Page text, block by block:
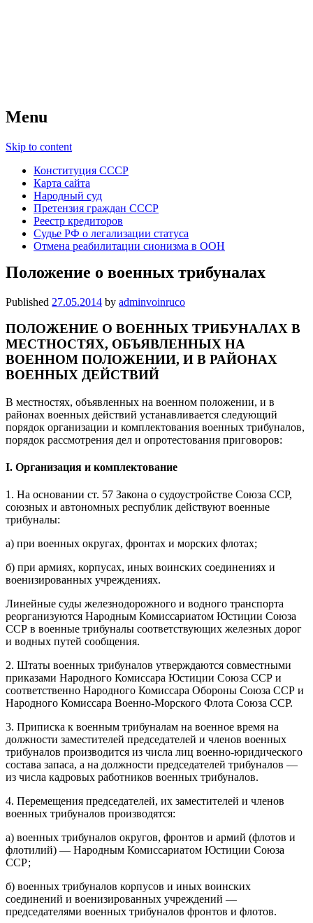
Menu
Skip to content
Конституция СССР
Карта сайта
Народный суд
Претензия граждан СССР
Реестр кредиторов
Судье РФ о легализации статуса
Отмена реабилитации сионизма в ООН
Положение о военных трибуналах
Published 27.05.2014 by adminvoinruco
ПОЛОЖЕНИЕ О ВОЕННЫХ ТРИБУНАЛАХ В
МЕСТНОСТЯХ, ОБЪЯВЛЕННЫХ НА
ВОЕННОМ ПОЛОЖЕНИИ, И В РАЙОНАХ
ВОЕННЫХ ДЕЙСТВИЙ
В местностях, объявленных на военном положении, и в
районах военных действий устанавливается следующий
порядок организации и комплектования военных трибуналов,
порядок рассмотрения дел и опротестования приговоров:
I. Организация и комплектование
1. На основании ст. 57 Закона о судоустройстве Союза ССР,
союзных и автономных республик действуют военные
трибуналы:
а) при военных округах, фронтах и морских флотах;
б) при армиях, корпусах, иных воинских соединениях и
военизированных учреждениях.
Линейные суды железнодорожного и водного транспорта
реорганизуются Народным Комиссариатом Юстиции Союза
ССР в военные трибуналы соответствующих железных дорог
и водных путей сообщения.
2. Штаты военных трибуналов утверждаются совместными
приказами Народного Комиссара Юстиции Союза ССР и
соответственно Народного Комиссара Обороны Союза ССР и
Народного Комиссара Военно-Морского Флота Союза ССР.
3. Приписка к военным трибуналам на военное время на
должности заместителей председателей и членов военных
трибуналов производится из числа лиц военно-юридического
состава запаса, а на должности председателей трибуналов —
из числа кадровых работников военных трибуналов.
4. Перемещения председателей, их заместителей и членов
военных трибуналов производятся:
а) военных трибуналов округов, фронтов и армий (флотов и
флотилий) — Народным Комиссариатом Юстиции Союза
ССР;
б) военных трибуналов корпусов и иных воинских
соединений и военизированных учреждений —
председателями военных трибуналов фронтов и флотов.